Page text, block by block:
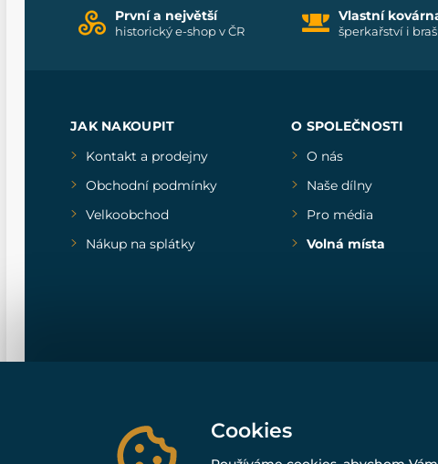
První a největší
historický e-shop v ČR
Vlastní
šperkařství i
JAK NAKOUPIT
Kontakt a prodejny
Obchodní podmínky
Velkoobchod
Nákup na splátky
O SPOLEČNOSTI
O nás
Naše dílny
Pro média
Volná místa
Cookies